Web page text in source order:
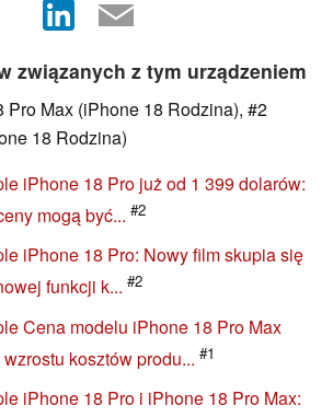
związanych z tym urządzeniem
Pro Max (iPhone 18 Rodzina), #2
18 Rodzina)
iPhone 18 Pro już od 1 399 dolarów:
mogą być... #2
iPhone 18 Pro: Nowy film skupia się
funkcji k... #2
Cena modelu iPhone 18 Pro Max
kosztów produ... #1
iPhone 18 Pro i iPhone 18 Pro Max: